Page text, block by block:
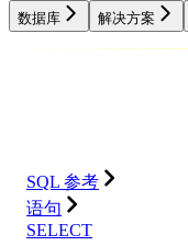
数据库 解决方案
SQL 参考
语句
SELECT